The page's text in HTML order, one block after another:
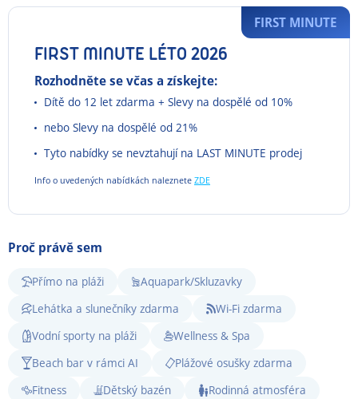
FIRST MINUTE LÉTO 2026
Rozhodněte se včas a získejte:
Dítě do 12 let zdarma + Slevy na dospělé od 10%
nebo Slevy na dospělé od 21%
Tyto nabídky se nevztahují na LAST MINUTE prodej
Info o uvedených nabídkách naleznete ZDE
FIRST MINUTE
Proč právě sem
Přímo na pláži
Aquapark/Skluzavky
Lehátka a slunečníky zdarma
Wi-Fi zdarma
Vodní sporty na pláži
Wellness & Spa
Beach bar v rámci AI
Plážové osušky zdarma
Fitness
Dětský bazén
Rodinná atmosféra